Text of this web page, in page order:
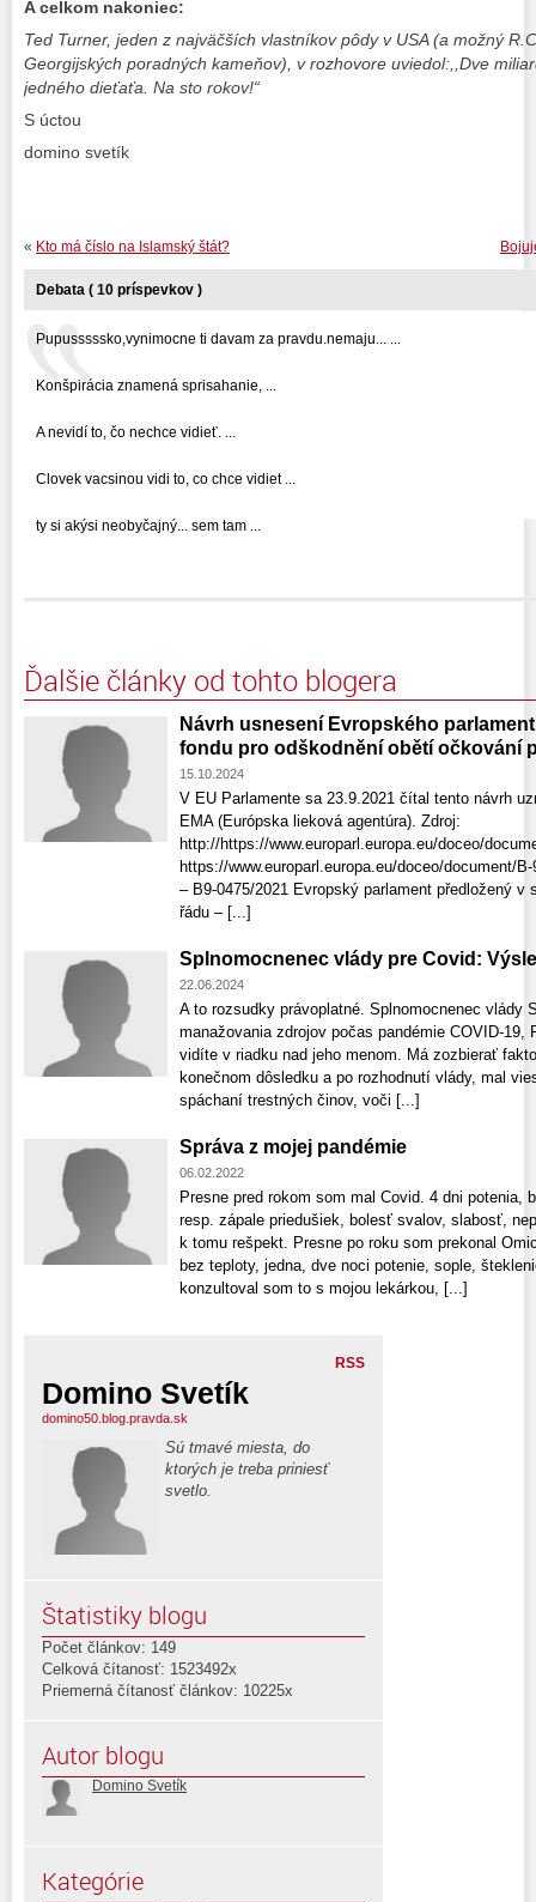
A celkom nakoniec:
Ted Turner, jeden z najväčších vlastníkov pôdy v USA (a možný
Georgijských poradných kameňov), v rozhovore uviedol:,,Dve
jedného dieťaťa. Na sto rokov!“
S úctou
domino svetík
« Kto má číslo na Islamský štát?
Debata ( 10 príspevkov )
Pupusssssko,vynimocne ti davam za pravdu.nemaju... ...
Konšpirácia znamená sprisahanie, ...
A nevidí to, čo nechce vidieť. ...
Clovek vacsinou vidi to, co chce vidiet ...
ty si akýsi neobyčajný... sem tam ...
Ďalšie články od tohto blogera
Návrh usnesení Evropského
fondu pro odškodnění obětí očkování
15.10.2024
V EU Parlamente sa 23.9.2021 čítal tento návrh
EMA (Európska lieková agentúra). Zdroj:
http://https://www.europarl.europa.eu/doceo/
https://www.europarl.europa.eu/doceo/document/
– B9-0475/2021 Evropský parlament předložený v
řádu – [...]
Splnomocnenec vlády pre Covid:
22.06.2024
A to rozsudky právoplatné. Splnomocnenec vlády
manažovania zdrojov počas pandémie COVID-
vidíte v riadku nad jeho menom. Má zozbierať
konečnom dôsledku a po rozhodnutí vlády, mal
spáchaní trestných činov, voči [...]
Správa z mojej pandémie
06.02.2022
Presne pred rokom som mal Covid. 4 dni potenia,
resp. zápale priedušiek, bolesť svalov, slabosť,
k tomu rešpekt. Presne po roku som prekonal
bez teploty, jedna, dve noci potenie, sople,
konzultoval som to s mojou lekárkou, [...]
RSS
Domino Svetík
domino50.blog.pravda.sk
Sú tmavé miesta, do
ktorých je treba priniesť
svetlo.
Štatistiky blogu
Počet článkov: 149
Celková čítanosť: 1523492x
Priemerná čítanosť článkov: 10225x
Autor blogu
Domino Svetík
Kategórie